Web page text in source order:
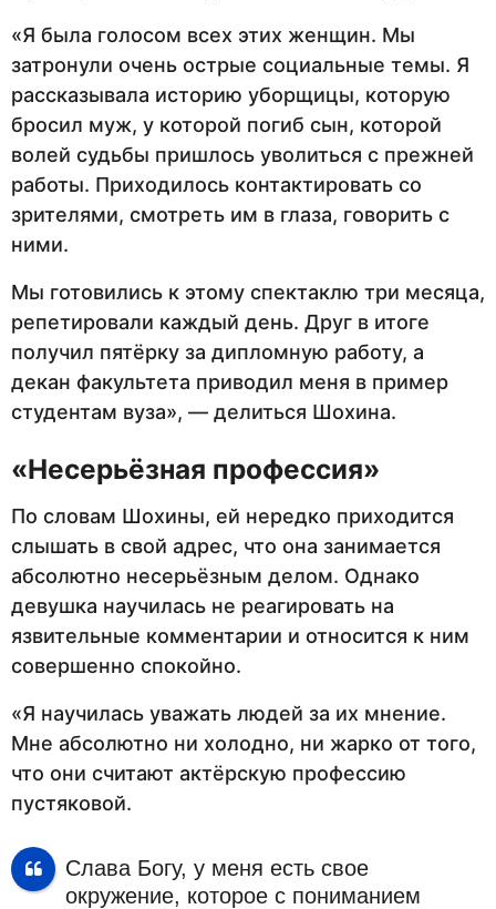
«Я была голосом всех этих женщин. Мы
затронули очень острые социальные темы. Я
рассказывала историю уборщицы, которую
бросил муж, у которой погиб сын, которой
волей судьбы пришлось уволиться с прежней
работы. Приходилось контактировать со
зрителями, смотреть им в глаза, говорить с
ними.
Мы готовились к этому спектаклю три месяца,
репетировали каждый день. Друг в итоге
получил пятёрку за дипломную работу, а
декан факультета приводил меня в пример
студентам вуза», — делиться Шохина.
«Несерьёзная профессия»
По словам Шохины, ей нередко приходится
слышать в свой адрес, что она занимается
абсолютно несерьёзным делом. Однако
девушка научилась не реагировать на
язвительные комментарии и относится к ним
совершенно спокойно.
«Я научилась уважать людей за их мнение.
Мне абсолютно ни холодно, ни жарко от того,
что они считают актёрскую профессию
пустяковой.
Слава Богу, у меня есть свое
окружение, которое с пониманием